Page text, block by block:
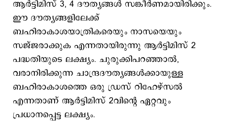
ആര്‍ട്ടിമിസ് 3, 4 ദൗത്യങ്ങള്‍ സങ്കീർണമായിരിക്കും.
ഈ ദൗത്യങ്ങളിലേക്ക്
ബഹിരാകാശയാത്രികരെയും നാസയെയും
സജ്ജരാക്കുക എന്നതായിരുന്നു ആർട്ടിമിസ് 2
പദ്ധതിയുടെ ലക്ഷ്യം. ചുരുക്കിപറഞ്ഞാല്‍,
വരാനിരിക്കുന്ന ചാന്ദ്രദൗത്യങ്ങൾക്കായുള്ള
ബഹിരാകാശത്തെ ഒരു ഡ്രസ് റിഹേഴ്സൽ
എന്നതാണ് ആർട്ടിമിസ് 2വിന്റെ ഏറ്റവും
പ്രധാനപ്പെട്ട ലക്ഷ്യം.